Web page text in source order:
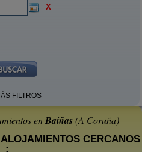
X
FILTROS
enBaiñas(A Coruña)
CERCANOS
: